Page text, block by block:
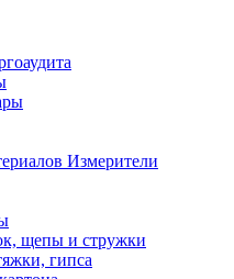
Измерители
щепы и стружки
гипса